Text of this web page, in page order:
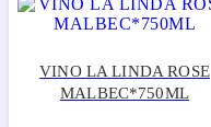
VINO LA LINDA ROSE
MALBEC*750ML